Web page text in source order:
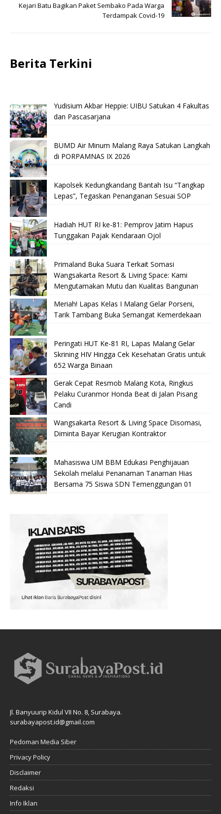
Kejari Batu Bagikan Paket Sembako Pada Warga
Terdampak Covid-19
Berita Terkini
Yudisium Akbar Heppie: UIBU Satukan 4 Fakultas
dan Pascasarjana
BUMD Air Minum Malang Raya Satukan Langkah
di PORPAMNAS IX 2026
Kapolsek Kedungkandang Bantah Isu “Tangkap
Lepas”, Tegaskan Penanganan Sesuai SOP
Hadiah HUT RI ke-81: Pemprov Jatim Hapus
Tunggakan Pajak Kendaraan Ojol
Primaland Buka Suara Terkait Somasi
Wangsakarta Resort & Living Space: Kami
Mengutamakan Mutu dan Kualitas Bangunan
Meriah! Lapas Kelas I Malang Gelar Porseni,
Tarik Tambang Buka Semangat Kemerdekaan
Peringati HUT Ke-81 RI, Lapas Malang Gelar
Skrining HIV Hingga Cek Kesehatan Gratis untuk
652 Warga Binaan
Gerak Cepat Resmob Malang Kota, Ringkus
Pelaku Curanmor Honda Beat di Jalan Pisang
Candi
Wangsakarta Resort & Living Space Disomasi,
Diminta Bayar Kerugian Kontraktor
Mahasiswa UM BBM Edukasi Penghijauan
Sekolah melalui Penanaman Tanaman Hias
Bersama 75 Siswa SDN Temenggungan 01
Jl. Banyuurip Kidul VII No. 8, Surabaya.
surabayapost.id@gmail.com
Pedoman Media Siber
Privacy Policy
Disclaimer
Redaksi
Info Iklan